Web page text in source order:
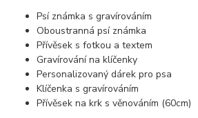
Psí známka s gravírováním
Oboustranná psí známka
Přívěsek s fotkou a textem
Gravírování na klíčenky
Personalizovaný dárek pro psa
Klíčenka s gravírováním
Přívěsek na krk s věnováním (60cm)